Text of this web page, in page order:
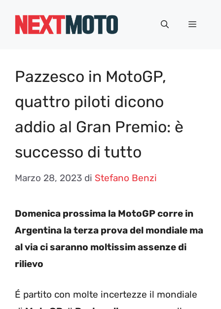
Menu
Pazzesco in MotoGP,
quattro piloti dicono
addio al Gran Premio: è
successo di tutto
Marzo 28, 2023 di Stefano Benzi
Domenica prossima la MotoGP corre in
Argentina la terza prova del mondiale ma
al via ci saranno moltissim assenze di
rilievo
É partito con molte incertezze il mondiale